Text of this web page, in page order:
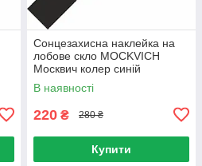
Сонцезахисна наклейка на
лобове скло MOCKVICH
Москвич колер синій
В наявності
220 ₴ 280 ₴
Купити